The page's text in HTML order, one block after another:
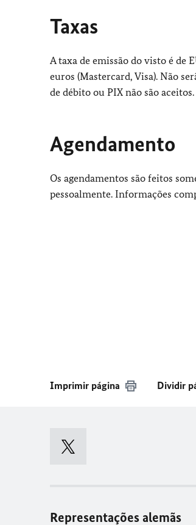
Taxas
A taxa de emissão do visto é de
euros (Mastercard, Visa). Não
de débito ou PIX não são aceitos.
Agendamento
Os agendamentos são feitos
pessoalmente. Informações
Imprimir página Dividir
Representações alemãs